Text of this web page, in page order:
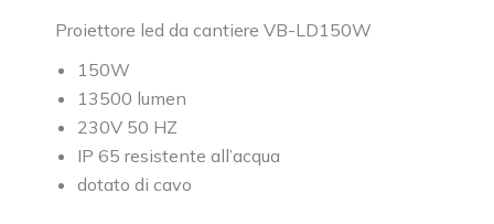
Proiettore led da cantiere VB-LD150W
150W
13500 lumen
230V 50 HZ
IP 65 resistente all’acqua
dotato di cavo